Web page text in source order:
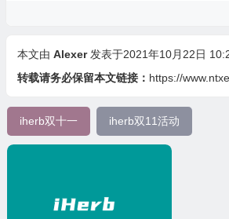
本文由 Alexer 发表于2021年10月22日
转载请务必保留本文链接： https://
iherb双十一 iherb双11活动